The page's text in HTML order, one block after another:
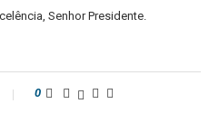
Senhor Presidente.
0